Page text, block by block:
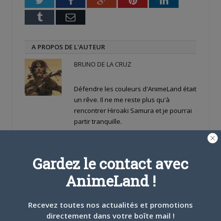
Tumblr Email
A PROPOS DE L'AUTEUR
BRUNO DE LA CRUZ
Défendre les couleurs d'AnimeLand était
un rêve. Il ne me reste plus qu'à
rencontrer Hiroaki Samura et je pourrai
partir tranquille.
Gardez le contact avec
AnimeLand !
Recevez toutes nos actualités et promotions
directement dans votre boîte mail !